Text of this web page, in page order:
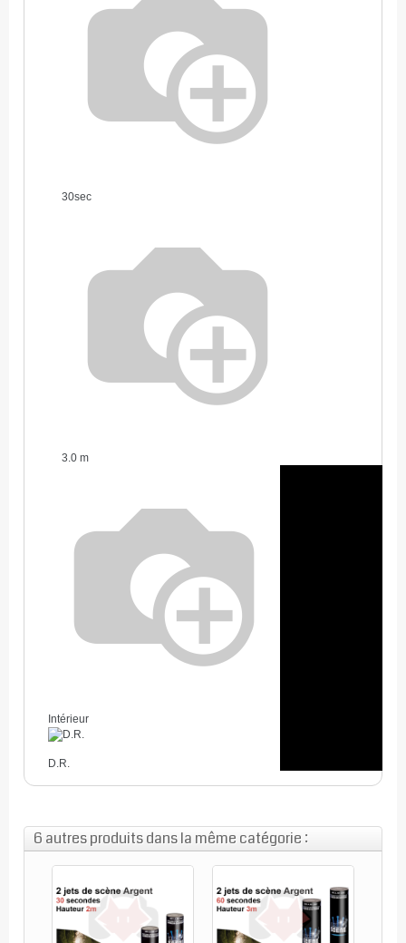
30sec
3.0 m
Intérieur
D.R.
6 autres produits dans la même catégorie :